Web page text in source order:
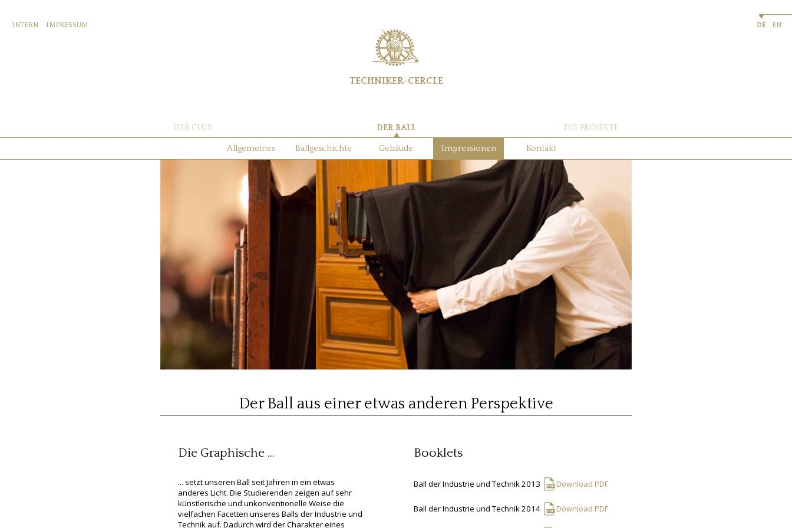
INTERN IMPRESSUM
TECHNIKER-CERCLE
DE EN
DER CLUB DER BALL DIE PROJEKTE
Allgemeines Ballgeschichte Gebäude Impressionen Kontakt
Der Ball aus einer etwas anderen Perspektive
Die Graphische ...
... setzt unseren Ball seit Jahren in ein etwas
anderes Licht. Die Studierenden zeigen auf sehr
künstlerische und unkonventionelle Weise die
vielfachen Facetten unseres Balls der Industrie und
Technik auf. Dadurch wird der Charakter eines
Booklets
Ball der Industrie und Technik 2013 Download PDF
Ball der Industrie und Technik 2014 Download PDF